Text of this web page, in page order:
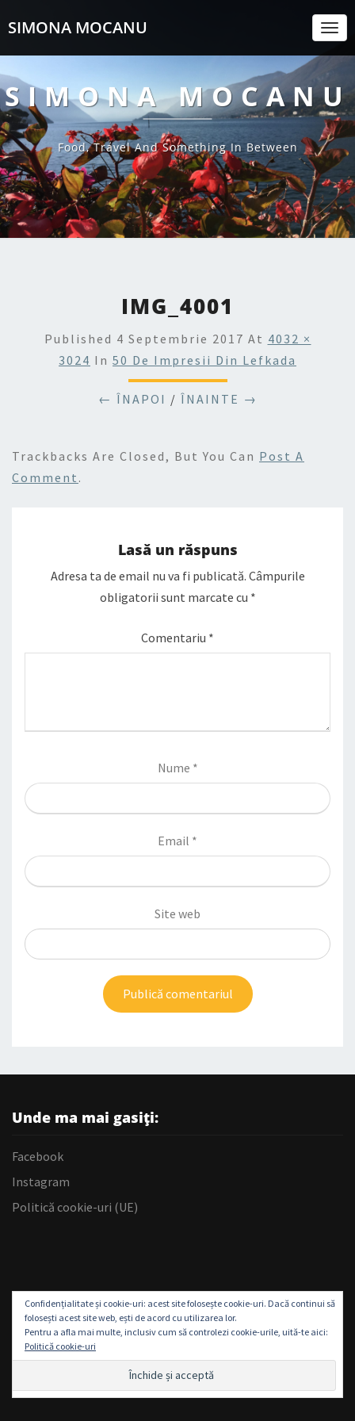
SIMONA MOCANU
SIMONA MOCANU
Food, Travel And Something In Between
IMG_4001
Published 4 Septembrie 2017 At 4032 ×
3024 In 50 De Impresii Din Lefkada
← ÎNAPOI / ÎNAINTE →
Trackbacks Are Closed, But You Can Post A
Comment .
Lasă un răspuns
Adresa ta de email nu va fi publicată. Câmpurile
obligatorii sunt marcate cu *
Comentariu *
Nume *
Email *
Site web
Unde ma mai gasiți:
Facebook
Instagram
Politică cookie-uri (UE)
Confidențialitate și cookie-uri: acest site folosește cookie-uri. Dacă continui să
folosești acest site web, ești de acord cu utilizarea lor.
Pentru a afla mai multe, inclusiv cum să controlezi cookie-urile, uită-te aici:
Politică cookie-uri